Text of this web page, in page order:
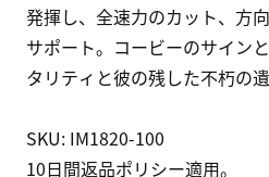
発揮し、全速力のカット、方
サポート。コービーのサイン
タリティと彼の残した不朽の
SKU: IM1820-100
10日間返品ポリシー適用。